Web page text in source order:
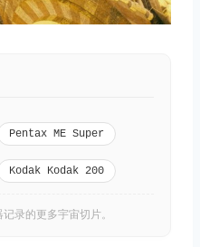
Pentax ME Super
Kodak Kodak 200
录的更多宇宙切片。